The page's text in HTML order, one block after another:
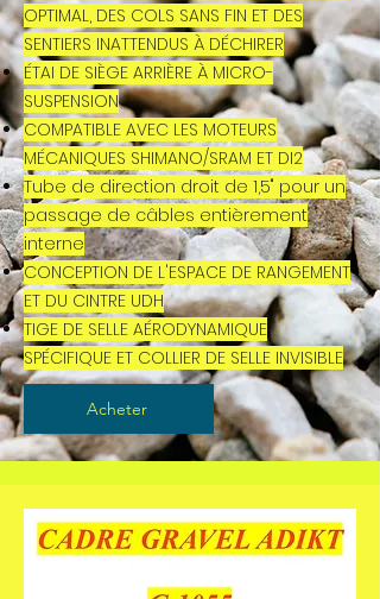
OPTIMAL, DES COLS SANS FIN ET DES
SENTIERS INATTENDUS À DÉCHIRER
ÉTAI DE SIÈGE ARRIÈRE À MICRO-
SUSPENSION
COMPATIBLE AVEC LES MOTEURS
MÉCANIQUES SHIMANO/SRAM ET DI2
Tube de direction droit de 1,5" pour un
passage de câbles entièrement
interne
CONCEPTION DE L'ESPACE DE RANGEMENT
ET DU CINTRE UDH
TIGE DE SELLE AÉRODYNAMIQUE
SPÉCIFIQUE ET COLLIER DE SELLE INVISIBLE
Acheter